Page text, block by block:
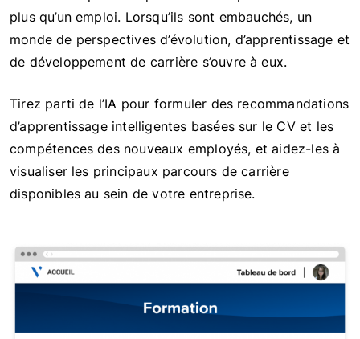
plus qu’un emploi. Lorsqu’ils sont embauchés, un
monde de perspectives d’évolution, d’apprentissage et
de développement de carrière s’ouvre à eux.
Tirez parti de l’IA pour formuler des recommandations
d’apprentissage intelligentes basées sur le CV et les
compétences des nouveaux employés, et aidez-les à
visualiser les principaux parcours de carrière
disponibles au sein de votre entreprise.